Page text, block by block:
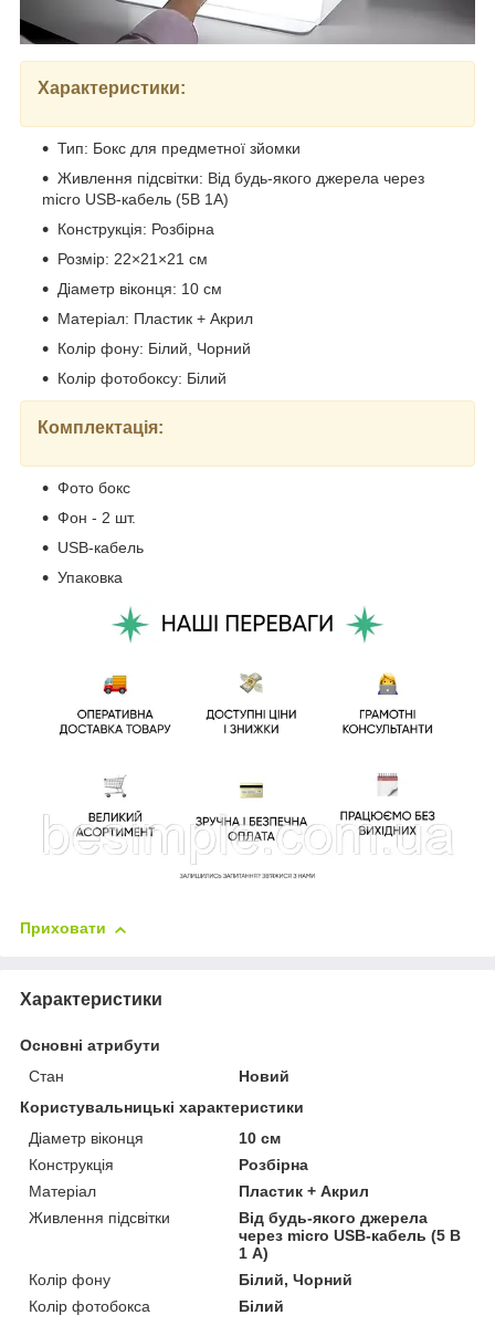
Характеристики:
Тип: Бокс для предметної зйомки
Живлення підсвітки: Від будь-якого джерела через
micro USB-кабель (5В 1А)
Конструкція: Розбірна
Розмір: 22×21×21 см
Діаметр віконця: 10 см
Матеріал: Пластик + Акрил
Колір фону: Білий, Чорний
Колір фотобоксу: Білий
Комплектація:
Фото бокс
Фон - 2 шт.
USB-кабель
Упаковка
Приховати
Характеристики
Основні атрибути
Стан
Новий
Користувальницькі характеристики
Діаметр віконця
10 см
Конструкція
Розбірна
Матеріал
Пластик + Акрил
Живлення підсвітки
Від будь-якого джерела
через micro USB-кабель (5 В
1 А)
Колір фону
Білий, Чорний
Колір фотобокса
Білий